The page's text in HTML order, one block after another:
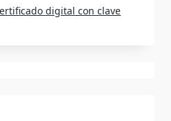
digital con clave